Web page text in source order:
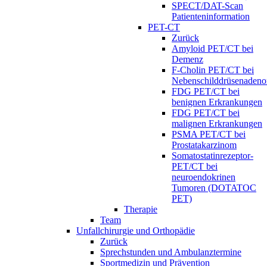
SPECT/DAT-Scan
Patienteninformation
PET-CT
Zurück
Amyloid PET/CT bei
Demenz
F-Cholin PET/CT bei
FDG PET/CT bei
benignen Erkrankungen
FDG PET/CT bei
malignen Erkrankungen
PSMA PET/CT bei
Prostatakarzinom
Somatostatinrezeptor-
PET/CT bei
neuroendokrinen
Tumoren (DOTATOC
PET)
Therapie
Team
Unfallchirurgie und Orthopädie
Zurück
Sprechstunden und Ambulanztermine
Sportmedizin und Prävention